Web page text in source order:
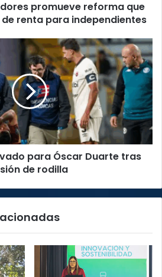
promueve reforma que
renta para independientes
para Óscar Duarte tras
de rodilla